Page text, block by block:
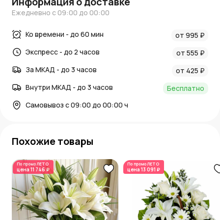
Ежедневно с 09:00 до 00:00
Ко времени - до 60 мин
от 995 ₽
Экспресс - до 2 часов
от 555 ₽
За МКАД - до 3 часов
от 425 ₽
Внутри МКАД - до 3 часов
Бесплатно
Самовывоз с 09:00 до 00:00 ч
Похожие товары
По промоЛЕТО
цена 11 746 ₽
По промоЛЕТО
цена 13 091 ₽